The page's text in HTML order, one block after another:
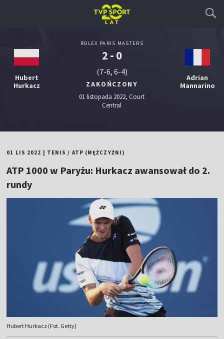
Hubert
Hurkacz
ROLEX PARIS MASTERS
2 - 0
(7-6, 6-4)
ZAKOŃCZONY
01 listopada 2022, Court
Central
Adrian
Mannarino
01 LIS 2022 TENIS / ATP (MĘŻCZYŹNI)
ATP 1000 w Paryżu: Hurkacz awansował do 2.
rundy
Hubert Hurkacz (Fot. Getty)